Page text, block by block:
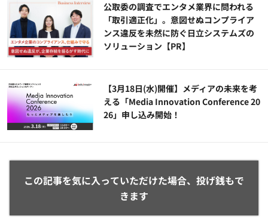
公​​取委の調査でエンタメ業界に問われる
「取引適正化」。意図せぬコンプライア
ンス違反を未然に防ぐ日立システムズの
ソリューション​【PR】
【3月18日(水)開催】メディアの未来を考
える「Media Innovation Conference 20
26」申し込み開始！
この記事を気に入っていただけた場合、投げ銭もで
きます